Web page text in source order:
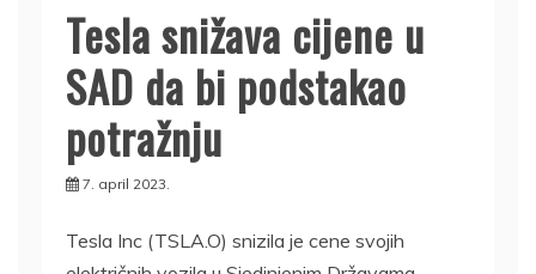
Tesla snižava cijene u
SAD da bi podstakao
potražnju
7. april 2023.
Tesla Inc (TSLA.O) snizila je cene svojih